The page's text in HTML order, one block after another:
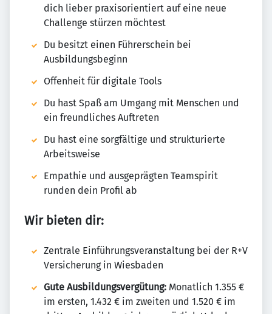
dich lieber praxisorientiert auf eine neue
Challenge stürzen möchtest
Du besitzt einen Führerschein bei
Ausbildungsbeginn
Offenheit für digitale Tools
Du hast Spaß am Umgang mit Menschen und
ein freundliches Auftreten
Du hast eine sorgfältige und strukturierte
Arbeitsweise
Empathie und ausgeprägten Teamspirit
runden dein Profil ab
Wir bieten dir:
Zentrale Einführungsveranstaltung bei der R+V
Versicherung in Wiesbaden
Gute Ausbildungsvergütung: Monatlich 1.355 €
im ersten, 1.432 € im zweiten und 1.520 € im